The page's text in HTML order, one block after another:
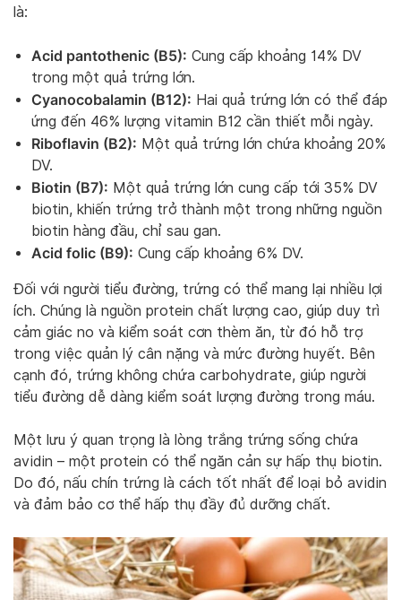
là:
Acid pantothenic (B5): Cung cấp khoảng 14% DV
trong một quả trứng lớn.
Cyanocobalamin (B12): Hai quả trứng lớn có thể đáp
ứng đến 46% lượng vitamin B12 cần thiết mỗi ngày.
Riboflavin (B2): Một quả trứng lớn chứa khoảng 20%
DV.
Biotin (B7): Một quả trứng lớn cung cấp tới 35% DV
biotin, khiến trứng trở thành một trong những nguồn
biotin hàng đầu, chỉ sau gan.
Acid folic (B9): Cung cấp khoảng 6% DV.
Đối với người tiểu đường, trứng có thể mang lại nhiều lợi
ích. Chúng là nguồn protein chất lượng cao, giúp duy trì
cảm giác no và kiểm soát cơn thèm ăn, từ đó hỗ trợ
trong việc quản lý cân nặng và mức đường huyết. Bên
cạnh đó, trứng không chứa carbohydrate, giúp người
tiểu đường dễ dàng kiểm soát lượng đường trong máu.
Một lưu ý quan trọng là lòng trắng trứng sống chứa
avidin – một protein có thể ngăn cản sự hấp thụ biotin.
Do đó, nấu chín trứng là cách tốt nhất để loại bỏ avidin
và đảm bảo cơ thể hấp thụ đầy đủ dưỡng chất.